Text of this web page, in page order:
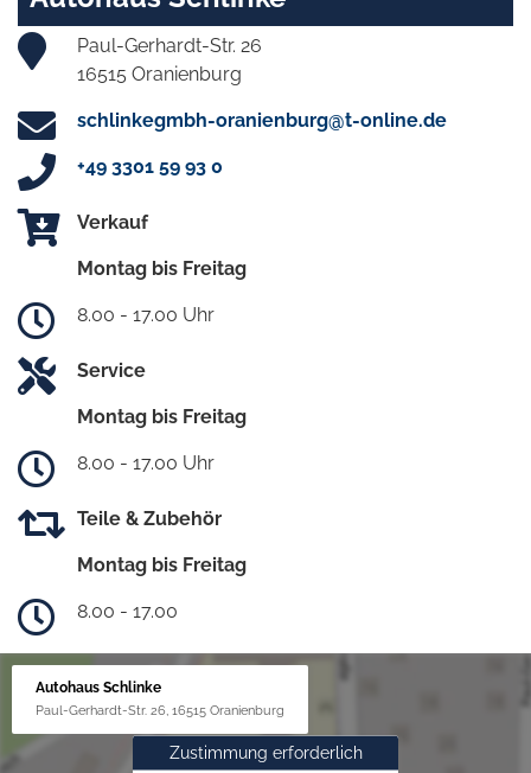
Paul-Gerhardt-Str. 26
16515 Oranienburg
schlinkegmbh-oranienburg@t-online.de
+49 3301 59 93 0
Verkauf
Montag bis Freitag
8.00 - 17.00 Uhr
Service
Montag bis Freitag
8.00 - 17.00 Uhr
Teile & Zubehör
Montag bis Freitag
8.00 - 17.00
Autohaus Schlinke
Paul-Gerhardt-Str. 26, 16515 Oranienburg
Zustimmung erforderlich